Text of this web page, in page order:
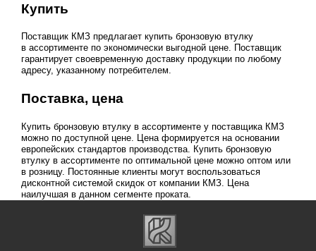
Купить
Поставщик КМЗ предлагает купить бронзовую втулку
в ассортименте по экономически выгодной цене. Поставщик
гарантирует своевременную доставку продукции по любому
адресу, указанному потребителем.
Поставка, цена
Купить бронзовую втулку в ассортименте у поставщика КМЗ
можно по доступной цене. Цена формируется на основании
европейских стандартов производства. Купить бронзовую
втулку в ассортименте по оптимальной цене можно оптом или
в розницу. Постоянные клиенты могут воспользоваться
дисконтной системой скидок от компании КМЗ. Цена
наилучшая в данном сегменте проката.